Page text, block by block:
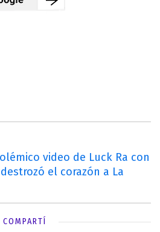
video de Luck Ra con
el corazón a La
COMPARTÍ